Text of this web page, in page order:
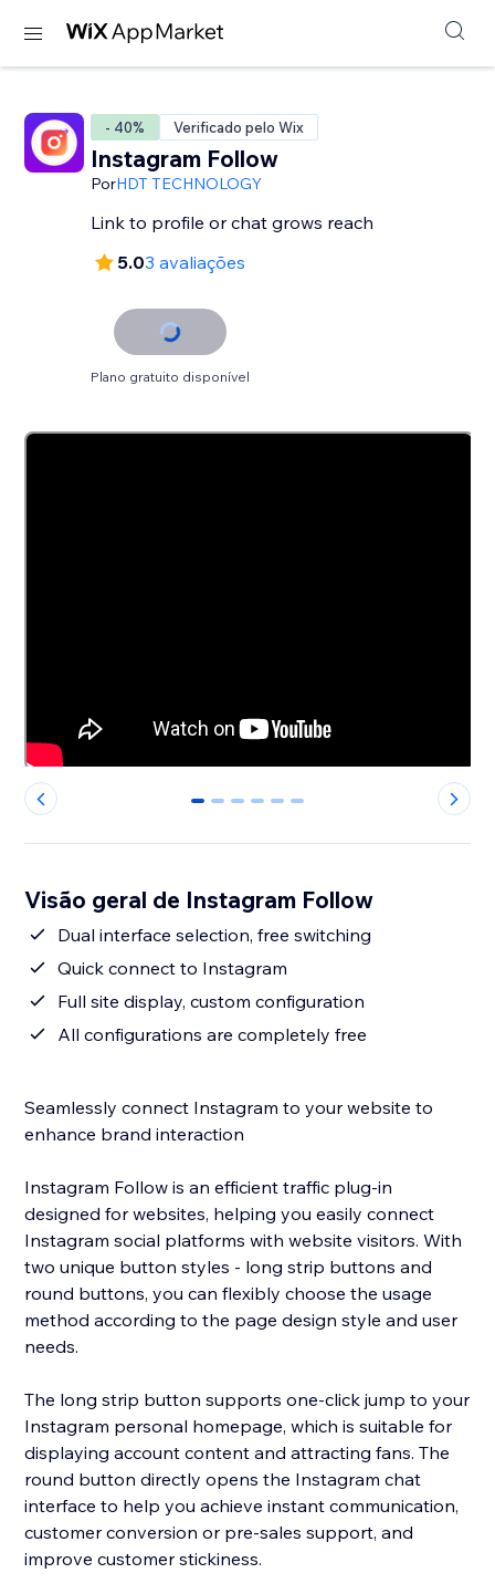
- 40% Verificado pelo Wix
Instagram Follow
PorHDT TECHNOLOGY
Link to profile or chat grows reach
5.03 avaliações
Plano gratuito disponível
0 1 2 3 4 5
Visão geral de Instagram Follow
Dual interface selection, free switching
Quick connect to Instagram
Full site display, custom configuration
All configurations are completely free
Seamlessly connect Instagram to your website to
enhance brand interaction
Instagram Follow is an efficient traffic plug-in
designed for websites, helping you easily connect
Instagram social platforms with website visitors. With
two unique button styles - long strip buttons and
round buttons, you can flexibly choose the usage
method according to the page design style and user
needs.
The long strip button supports one-click jump to your
Instagram personal homepage, which is suitable for
displaying account content and attracting fans. The
round button directly opens the Instagram chat
interface to help you achieve instant communication,
customer conversion or pre-sales support, and
improve customer stickiness.